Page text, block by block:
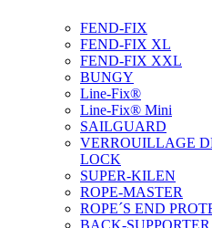
FEND-FIX
FEND-FIX XL
FEND-FIX XXL
BUNGY
Line-Fix®
Line-Fix® Mini
SAILGUARD
VERROUILLAGE
LOCK
SUPER-KILEN
ROPE-MASTER
ROPE´S END
BACK-SUPPORTER